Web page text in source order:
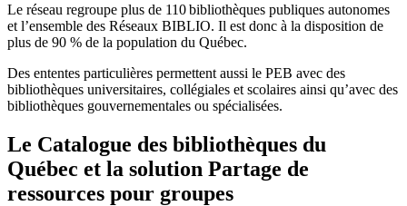
Le réseau regroupe plus de 110bibliothèques publiques autonomes
et l’ensemble des Réseaux BIBLIO. Il est donc à la disposition de
plus de 90 % de la population du Québec.
Des ententes particulières permettent aussi le PEB avec des
bibliothèques universitaires, collégiales et scolaires ainsi qu’avec des
bibliothèques gouvernementales ou spécialisées.
Le Catalogue des bibliothèques du
Québec et la solution Partage de
ressources pour groupes